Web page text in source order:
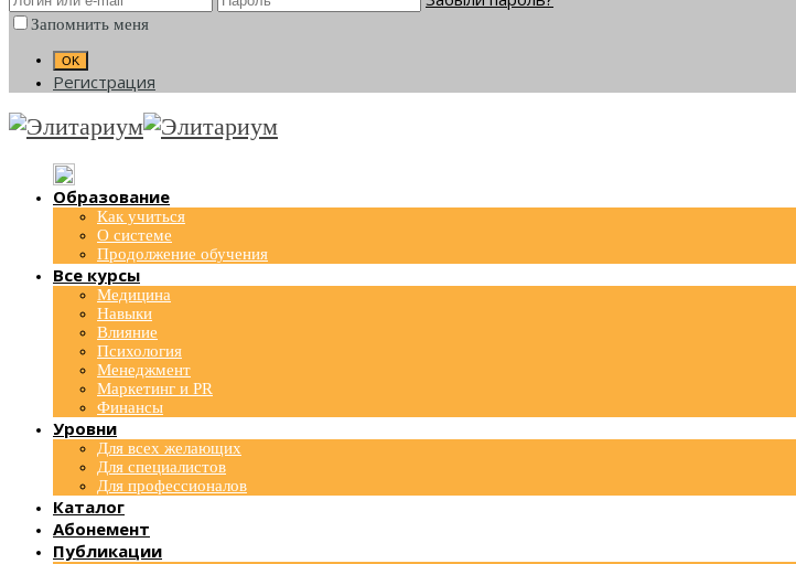
Запомнить меня
Регистрация
Образование
Как учиться
О системе
Продолжение обучения
Все курсы
Медицина
Навыки
Влияние
Психология
Менеджмент
Маркетинг и PR
Финансы
Уровни
Для всех желающих
Для специалистов
Для профессионалов
Каталог
Абонемент
Публикации